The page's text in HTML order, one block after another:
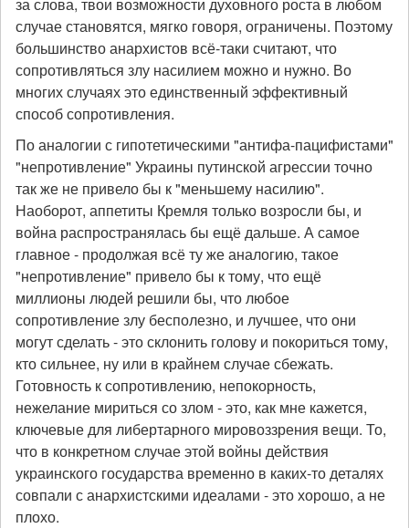
случае становятся, мягко говоря, ограничены. Поэтому
большинство анархистов всё-таки считают, что
сопротивляться злу насилием можно и нужно. Во
многих случаях это единственный эффективный
способ сопротивления.
По аналогии с гипотетическими "антифа-пацифистами"
"непротивление" Украины путинской агрессии точно
так же не привело бы к "меньшему насилию".
Наоборот, аппетиты Кремля только возросли бы, и
война распространялась бы ещё дальше. А самое
главное - продолжая всё ту же аналогию, такое
"непротивление" привело бы к тому, что ещё
миллионы людей решили бы, что любое
сопротивление злу бесполезно, и лучшее, что они
могут сделать - это склонить голову и покориться тому,
кто сильнее, ну или в крайнем случае сбежать.
Готовность к сопротивлению, непокорность,
нежелание мириться со злом - это, как мне кажется,
ключевые для либертарного мировоззрения вещи. То,
что в конкретном случае этой войны действия
украинского государства временно в каких-то деталях
совпали с анархистскими идеалами - это хорошо, а не
плохо.